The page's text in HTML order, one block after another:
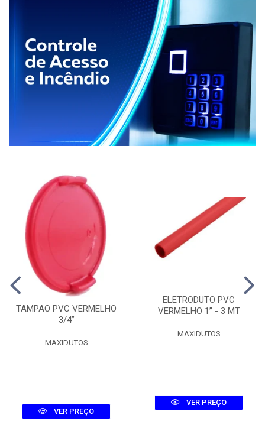
TAMPAO PVC VERMELHO
3/4”
MAXIDUTOS
VER PREÇO
ELETRODUTO PVC
VERMELHO 1” - 3 MT
MAXIDUTOS
VER PREÇO